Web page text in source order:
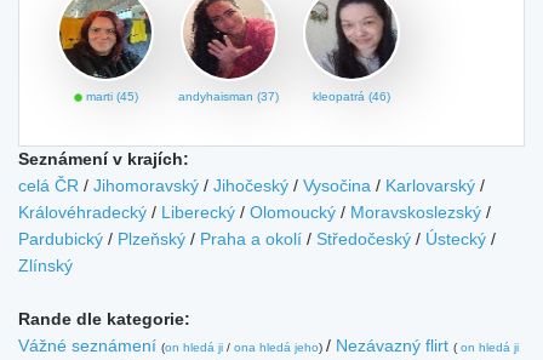
marti (45) andyhaisman (37) kleopatrá (46)
Seznámení v krajích:
celá ČR / Jihomoravský / Jihočeský / Vysočina / Karlovarský /
Královéhradecký / Liberecký / Olomoucký / Moravskoslezský /
Pardubický / Plzeňský / Praha a okolí / Středočeský / Ústecký /
Zlínský
Rande dle kategorie:
Vážné seznámení (on hledá ji / ona hledá jeho) / Nezávazný flirt ( on hledá ji